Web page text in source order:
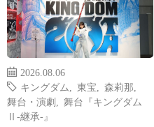
2026.08.06
キングダム
東宝 森莉那
舞台・演劇
舞台『キングダム
Ⅱ-継承-』